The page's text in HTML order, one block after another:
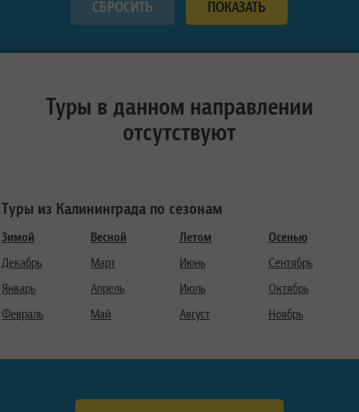
Туры в данном направлении
отсутствуют
Туры из Калининграда по сезонам
Зимой
Декабрь
Январь
Февраль
Весной
Март
Апрель
Май
Летом
Июнь
Июль
Август
Осенью
Сентябрь
Октябрь
Ноябрь